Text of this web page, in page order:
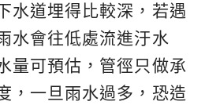
水道埋得比較深，若遇
水會往低處流進汙水
量可預估，管徑只做承
，一旦雨水過多，恐造